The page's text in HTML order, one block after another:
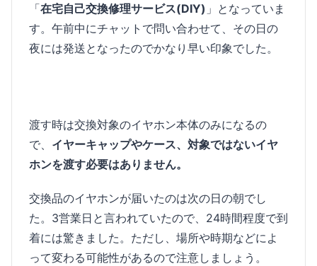
「在宅自己交換修理サービス(DIY) 」となっていま
す。午前中にチャットで問い合わせて、その日の
夜には発送となったのでかなり早い印象でした。
渡す時は交換対象のイヤホン本体のみになるの
で、 イヤーキャップやケース、対象ではないイヤ
ホンを渡す必要はありません。
交換品のイヤホンが届いたのは次の日の朝でし
た。3営業日と言われていたので、24時間程度で到
着には驚きました。ただし、場所や時期などによ
って変わる可能性があるので注意しましょう。